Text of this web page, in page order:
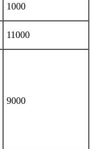
1000
11000
9000